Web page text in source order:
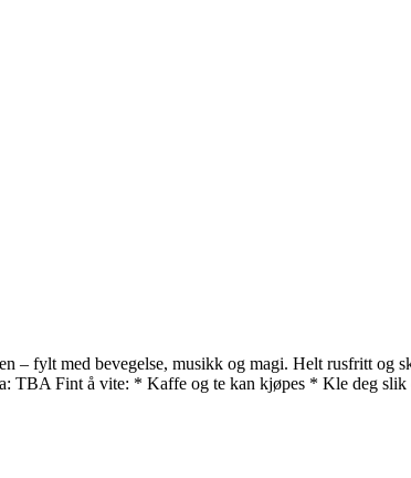
– fylt med bevegelse, musikk og magi. Helt rusfritt og
TBA Fint å vite: * Kaffe og te kan kjøpes * Kle deg